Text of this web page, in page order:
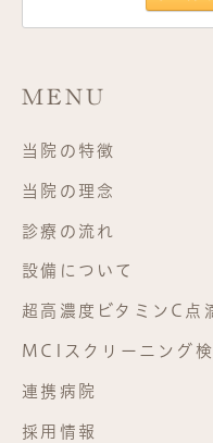
MENU
当院の特徴
当院の理念
診療の流れ
設備について
超高濃度ビタミンC点
MCIスクリーニング検
連携病院
採用情報